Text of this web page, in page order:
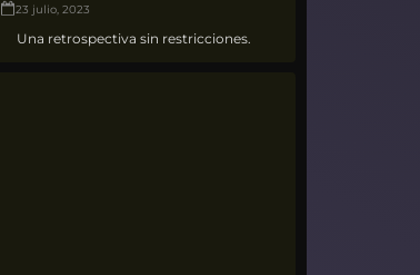
23 julio, 2023
Una retrospectiva sin restricciones.